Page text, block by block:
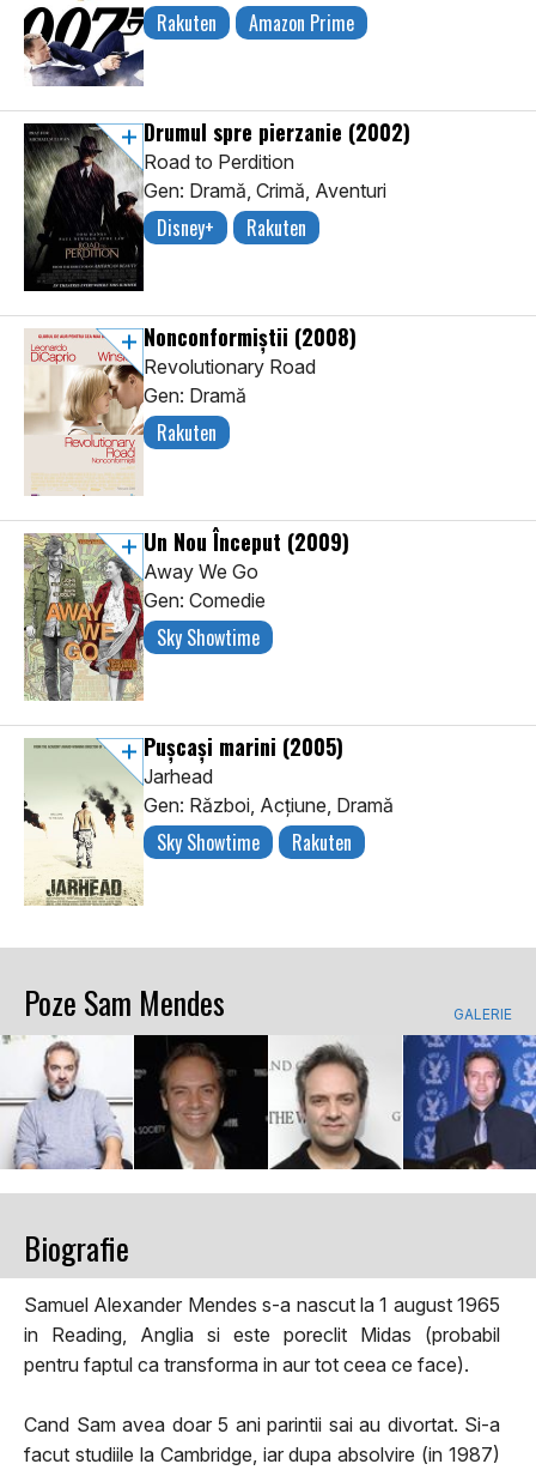
Rakuten Amazon Prime
Drumul spre pierzanie (2002)
Road to Perdition
Gen: Dramă, Crimă, Aventuri
Disney+ Rakuten
Nonconformiștii (2008)
Revolutionary Road
Gen: Dramă
Rakuten
Un Nou Început (2009)
Away We Go
Gen: Comedie
Sky Showtime
Pușcași marini (2005)
Jarhead
Gen: Război, Acţiune, Dramă
Sky Showtime Rakuten
Poze Sam Mendes GALERIE
Biografie
Samuel Alexander Mendes s-a nascut la 1 august 1965
in Reading, Anglia si este poreclit Midas (probabil
pentru faptul ca transforma in aur tot ceea ce face).
Cand Sam avea doar 5 ani parintii sai au divortat. Si-a
facut studiile la Cambridge, iar dupa absolvire (in 1987)